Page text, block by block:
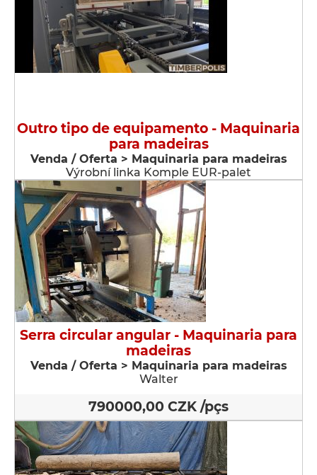
Outro tipo de equipamento - Maquinaria
para madeiras
Venda / Oferta > Maquinaria para madeiras
Výrobní linka Komple EUR-palet
Serra circular angular - Maquinaria para
madeiras
Venda / Oferta > Maquinaria para madeiras
Walter
790000,00 CZK /pçs